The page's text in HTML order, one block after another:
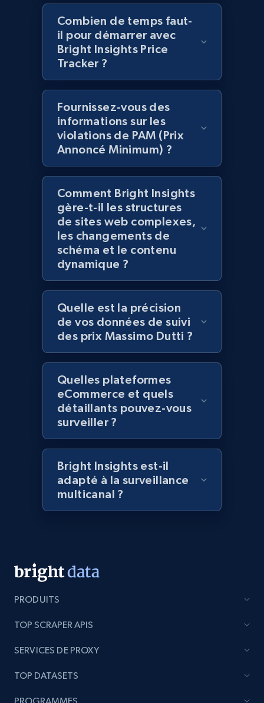
Amazon products global dataset -
Collecting products by keyword search
Title, Seller name, Brand, Description, Initial
price, Currency, Availability, Reviews count, and
2.1K+
Amazon products global dataset - Collects
products by best sellers category URL
Title, Seller name, Brand, Description, Initial
price, Currency, Availability, Reviews count, and
2.1K+ 375+ Commencer
Amazon products global dataset - Collect
Amazon products by seller URL
Title, Seller name, Brand, Description, Initial
price, Currency, Availability, Reviews count, and
more.
2.1K+ 375+ Commencer
products from Brands URLs
Title, Seller name, Brand, Description, Initial
Etsy
URL, Product id, Listing inventory id, Title, Rating,
price, and more.
1.9K+
Combien de temps faut-
il pour démarrer avec
Bright Insights Price
Tracker ?
Fournissez-vous des
informations sur les
violations de PAM (Prix
Annoncé Minimum) ?
Comment Bright Insights
gère-t-il les structures
de sites web complexes,
les changements de
schéma et le contenu
dynamique ?
Quelle est la précision
de vos données de suivi
des prix Massimo Dutti ?
Quelles plateformes
eCommerce et quels
détaillants pouvez-vous
surveiller ?
Bright Insights est-il
adapté à la surveillance
multicanal ?
PRODUITS
TOP SCRAPER APIS
SERVICES DE PROXY
TOP DATASETS